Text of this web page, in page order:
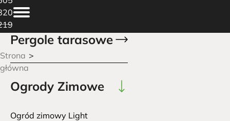
Strona
główna
Pergole tarasowe
Ogrody Zimowe
Ogród zimowy Light